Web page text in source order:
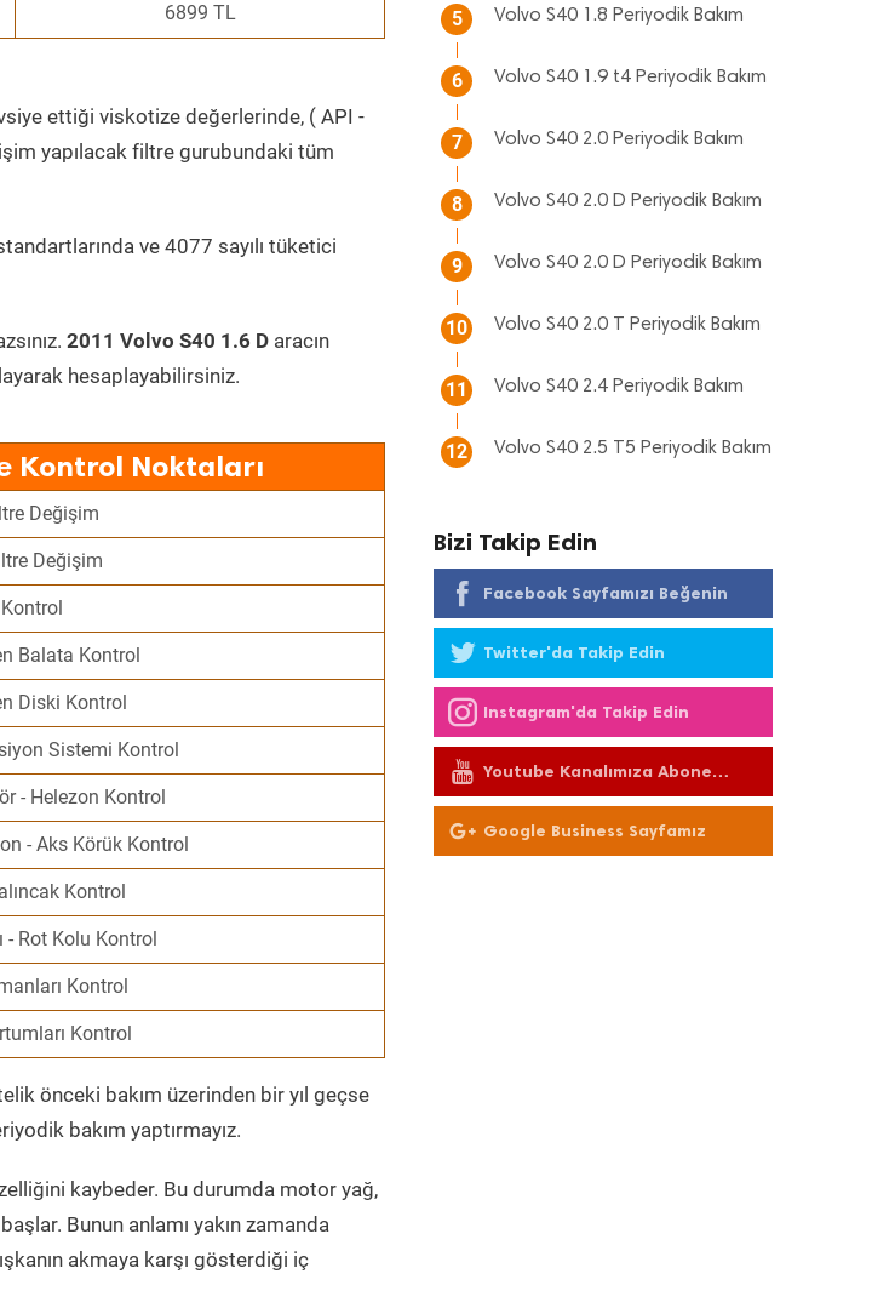
6899 TL
ettiği viskotize değerlerinde, ( API -
yapılacak filtre gurubundaki tüm
ve 4077 sayılı tüketici
2011 Volvo S40 1.6 D aracın
hesaplayabilirsiniz.
Kontrol Noktaları
Değişim
Değişim
Balata Kontrol
Diski Kontrol
Sistemi Kontrol
- Helezon Kontrol
- Aks Körük Kontrol
Kontrol
- Rot Kolu Kontrol
Kontrol
Kontrol
önceki bakım üzerinden bir yıl geçse
bakım yaptırmayız.
kaybeder. Bu durumda motor yağ,
Bunun anlamı yakın zamanda
akmaya karşı gösterdiği iç
5 Volvo S40 1.8 Periyodik Bakım
6 Volvo S40 1.9 t4 Periyodik Bakım
7 Volvo S40 2.0 Periyodik Bakım
8 Volvo S40 2.0 D Periyodik Bakım
9 Volvo S40 2.0 D Periyodik Bakım
10 Volvo S40 2.0 T Periyodik Bakım
11 Volvo S40 2.4 Periyodik Bakım
12 Volvo S40 2.5 T5 Periyodik Bakım
Bizi Takip Edin
Facebook Sayfamızı Beğenin
Twitter'da Takip Edin
Instagram'da Takip Edin
Youtube Kanalımıza Abone
Olun
Google Business Sayfamız